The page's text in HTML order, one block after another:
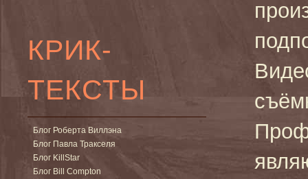
КРИК-
ТЕКСТЫ
Блог Роберта Виллэна
Блог Павла Тракселя
Блог KillStar
Блог Bill Compton